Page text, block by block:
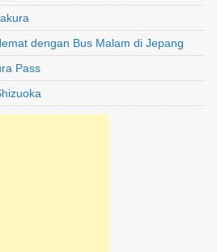
dengan Bus Malam di Jepang
Pass